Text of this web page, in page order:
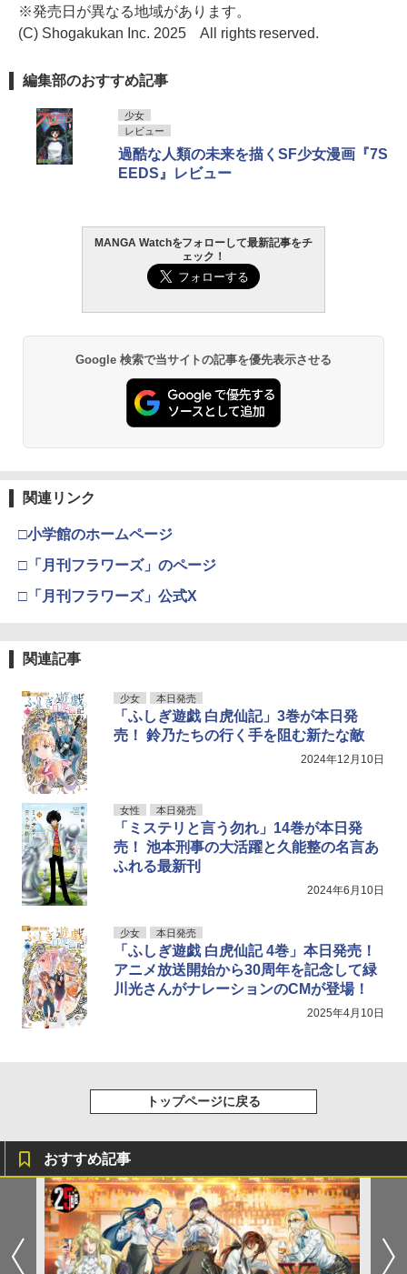
※発売日が異なる地域があります。
(C) Shogakukan Inc. 2025 All rights reserved.
編集部のおすすめ記事
少女
レビュー
過酷な人類の未来を描くSF少女漫画『7S
EEDS』レビュー
MANGA Watchをフォローして最新記事をチ
ェック！
Google 検索で当サイトの記事を優先表示させる
関連リンク
□小学館のホームページ
□「月刊フラワーズ」のページ
□「月刊フラワーズ」公式X
関連記事
少女 本日発売
「ふしぎ遊戯 白虎仙記」3巻が本日発
売！ 鈴乃たちの行く手を阻む新たな敵
2024年12月10日
女性 本日発売
「ミステリと言う勿れ」14巻が本日発
売！ 池本刑事の大活躍と久能整の名言あ
ふれる最新刊
2024年6月10日
少女 本日発売
「ふしぎ遊戯 白虎仙記 4巻」本日発売！
アニメ放送開始から30周年を記念して緑
川光さんがナレーションのCMが登場！
2025年4月10日
トップページに戻る
おすすめ記事